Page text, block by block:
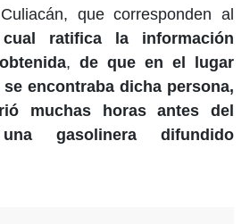
que corresponden al
ratifica la información
, de que en el lugar
encontraba dicha persona,
muchas horas antes del
gasolinera difundido